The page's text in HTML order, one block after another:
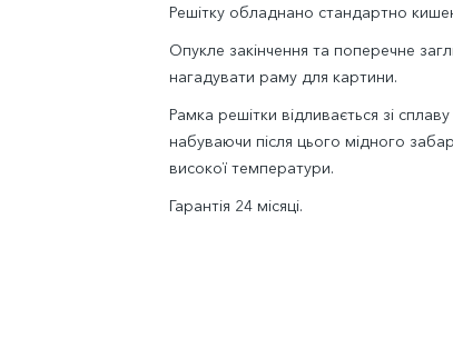
Решітку обладнано стандартно
Опукле закінчення та поперечне
нагадувати раму для картини.
Рамка решітки відливається зі
набуваючи після цього мідного
високої температури.
Гарантія 24 місяці.